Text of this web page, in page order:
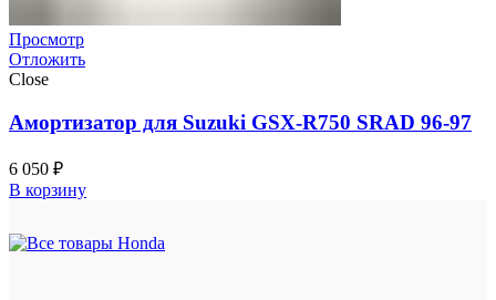
Просмотр
Отложить
Close
Амортизатор для Suzuki GSX-R750 SRAD 96-97
6 050 ₽
В корзину